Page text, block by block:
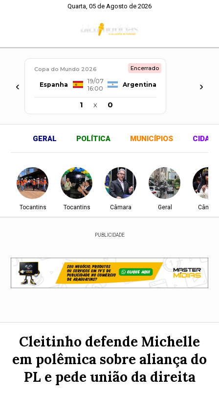
Quarta, 05 de Agosto de 2026
‹
Copa do Mundo 2026 Encerrado
Espanha
19/07
16:00
Argentina
1 x 0
›
GERAL POLÍTICA MUNICÍPIOS
Tocantins Tocantins Câmara Geral
PUBLICIDADE
Cleitinho defende Michelle
em polêmica sobre aliança do
PL e pede união da direita